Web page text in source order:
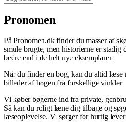
Pronomen
På Pronomen.dk finder du masser af
smule brugte, men historierne er stadig
bedre end i de helt nye eksemplarer.
Når du finder en bog, kan du altid læse
billeder af bogen fra forskellige vinkler.
Vi køber bøgerne ind fra private,
Så kan du roligt læne dig tilbage og
læseoplevelse. Vi sørger for hurtig